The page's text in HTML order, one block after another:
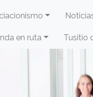
en ruta Tusitio